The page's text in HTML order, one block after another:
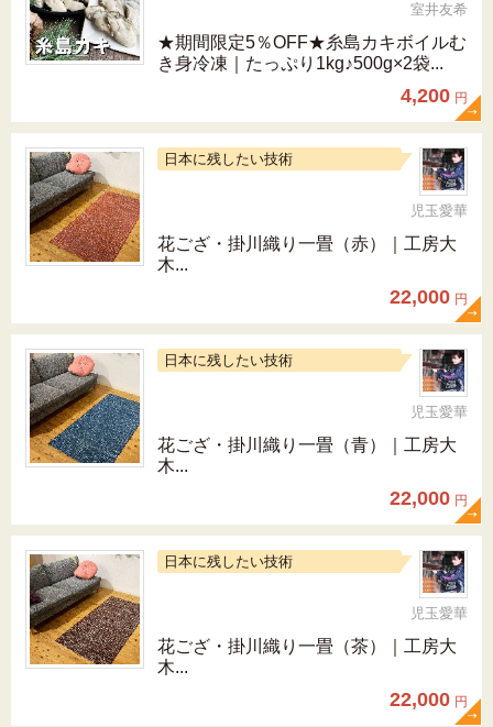
室井友希
★期間限定5％OFF★糸島カキボイルむ
き身冷凍｜たっぷり1kg♪500g×2袋...
4,200 円
日本に残したい技術
児玉愛華
花ござ・掛川織り一畳（赤）｜工房大
木...
22,000 円
日本に残したい技術
児玉愛華
花ござ・掛川織り一畳（青）｜工房大
木...
22,000 円
日本に残したい技術
児玉愛華
花ござ・掛川織り一畳（茶）｜工房大
木...
22,000 円